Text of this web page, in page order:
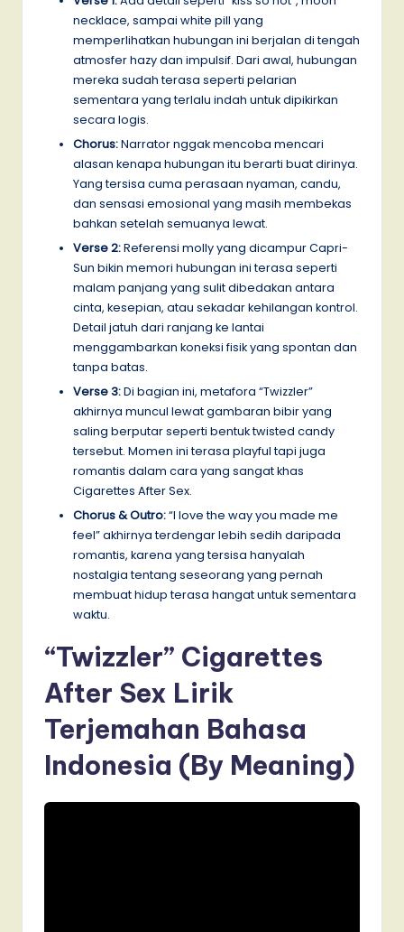
necklace, sampai white pill yang
memperlihatkan hubungan ini berjalan di tengah
atmosfer hazy dan impulsif. Dari awal, hubungan
mereka sudah terasa seperti pelarian
sementara yang terlalu indah untuk dipikirkan
secara logis.
Chorus:Narrator nggak mencoba mencari
alasan kenapa hubungan itu berarti buat dirinya.
Yang tersisa cuma perasaan nyaman, candu,
dan sensasi emosional yang masih membekas
bahkan setelah semuanya lewat.
Verse 2:Referensi molly yang dicampur Capri-
Sun bikin memori hubungan ini terasa seperti
malam panjang yang sulit dibedakan antara
cinta, kesepian, atau sekadar kehilangan kontrol.
Detail jatuh dari ranjang ke lantai
menggambarkan koneksi fisik yang spontan dan
tanpa batas.
Verse 3:Di bagian ini, metafora “Twizzler”
akhirnya muncul lewat gambaran bibir yang
saling berputar seperti bentuk twisted candy
tersebut. Momen ini terasa playful tapi juga
romantis dalam cara yang sangat khas
Cigarettes After Sex.
Chorus & Outro:“I love the way you made me
feel” akhirnya terdengar lebih sedih daripada
romantis, karena yang tersisa hanyalah
nostalgia tentang seseorang yang pernah
membuat hidup terasa hangat untuk sementara
waktu.
“Twizzler” Cigarettes
After Sex Lirik
Terjemahan Bahasa
Indonesia (By Meaning)